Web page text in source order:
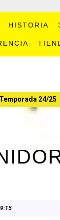
HISTORIA
Temporada 24/25